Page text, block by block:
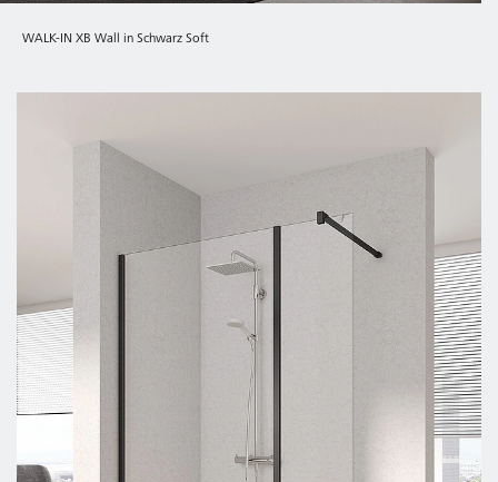
WALK-IN XB Wall in Schwarz Soft